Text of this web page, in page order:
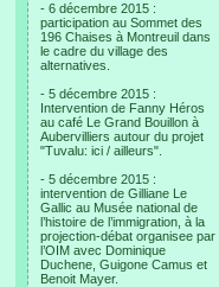
- 6 décembre 2015 :
participation au Sommet des
196 Chaises à Montreuil dans
le cadre du village des
alternatives.
- 5 décembre 2015 :
Intervention de Fanny Héros
au café Le Grand Bouillon à
Aubervilliers autour du projet
"Tuvalu: ici / ailleurs".
- 5 décembre 2015 :
intervention de Gilliane Le
Gallic au Musée national de
l’histoire de l’immigration, à la
projection-débat organisee par
l’OIM avec Dominique
Duchene, Guigone Camus et
Benoit Mayer.